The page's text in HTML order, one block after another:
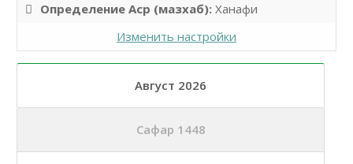
Определение Аср (мазхаб): Ханафи
Изменить настройки
Август 2026
Сафар 1448